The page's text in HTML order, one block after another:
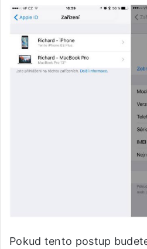
Pokud tento postup